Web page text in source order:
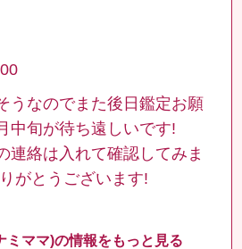
うなのでまた後日鑑定お願
中旬が待ち遠しいです!
連絡は入れて確認してみま
がとうございます!
ミママ)の情報をもっと見る